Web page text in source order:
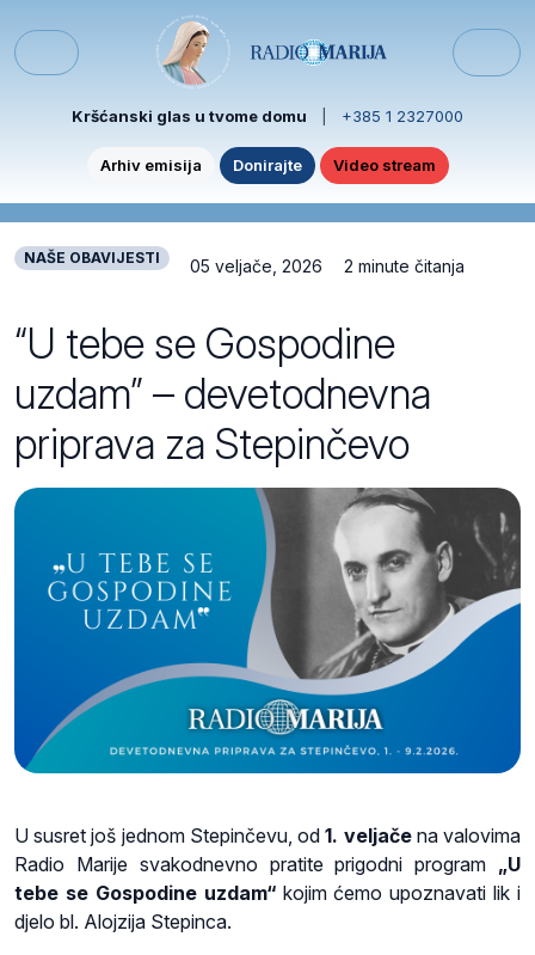
Menu
Kršćanski glas u tvome domu +385 1 2327000
Arhiv emisija Donirajte Video stream
NAŠE OBAVIJESTI 05 veljače, 2026 2 minute čitanja
“U tebe se Gospodine
uzdam” – devetodnevna
priprava za Stepinčevo
U susret još jednom Stepinčevu, od1. veljačena valovima
Radio Marije svakodnevno pratite prigodni program „U
tebe se Gospodine uzdam“kojim ćemo upoznavati lik i
djelo bl. Alojzija Stepinca.